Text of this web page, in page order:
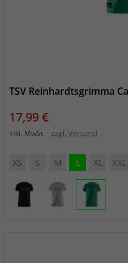
TSV Reinhardtsgrimma
Preis
17,99 €
inkl. MwSt. zzgl. Versand
XS S M L XL XXL